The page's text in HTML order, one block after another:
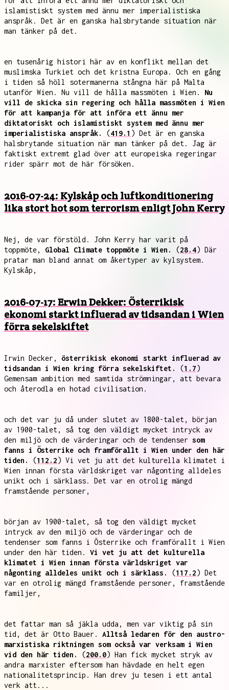
islamistiskt system med ännu mer imperialistiska
anspråk. Det är en ganska halsbrytande situation när
man tänker på det.
en tusenårig histori här av en konflikt mellan det
muslimska Turkiet och det kristna Europa. Och en gång
i tiden så höll sotermanerna stångna här på Malta
utanför Wien. Nu vill de hålla massmöten i Wien. Nu
vill de skicka sin regering och hålla massmöten i Wien
för att kampanja för att införa ett ännu mer
diktatoriskt och islamistiskt system med ännu mer
imperialistiska anspråk.
(419.1 ) Det är en ganska
halsbrytande situation när man tänker på det. Jag är
faktiskt extremt glad över att europeiska regeringar
rider spärr mot de här försöken.
2016-07-24: Kylskåp och luftkonditionering
lika stort hot som terrorism enligt John Kerry
Nej, de var förstöld. John Kerry har varit på
toppmöte, Global Climate toppmöte i Wien. (28.4) Där
pratar man bland annat om åkertyper av kylsystem.
Kylskåp,
2016-07-17: Erwin Dekker: Österrikisk
ekonomi starkt influerad av tidsandan i Wien
förra sekelskiftet
Irwin Decker, österrikisk ekonomi starkt influerad av
tidsandan i Wien kring förra sekelskiftet.
(1.7)
Gemensam ambition med samtida strömningar, att bevara
och återodla en hotad civilisation.
och det var ju då under slutet av 1800-talet, början
av 1900-talet, så tog den väldigt mycket intryck av
den miljö och de värderingar och de tendenser som
fanns i Österrike och framförallt i Wien under den här
tiden.
(112.2) Vi vet ju att det kulturella klimatet i
Wien innan första världskriget var någonting alldeles
unikt och i särklass. Det var en otrolig mängd
framstående personer,
början av 1900-talet, så tog den väldigt mycket
intryck av den miljö och de värderingar och de
tendenser som fanns i Österrike och framförallt i Wien
under den här tiden. Vi vet ju att det kulturella
klimatet i Wien innan första världskriget var
någonting alldeles unikt och i särklass.
(117.2) Det
var en otrolig mängd framstående personer, framstående
familjer,
det fattar man så jäkla udda, men var viktig på sin
tid, det är Otto Bauer. Alltså ledaren för den austro-
marxistiska riktningen som också var verksam i Wien
vid den här tiden.
(200.0) Han fick mycket stryk av
andra marxister eftersom han hävdade en helt egen
nationalitetsprincip. Han drev ju tesen i ett antal
verk att...